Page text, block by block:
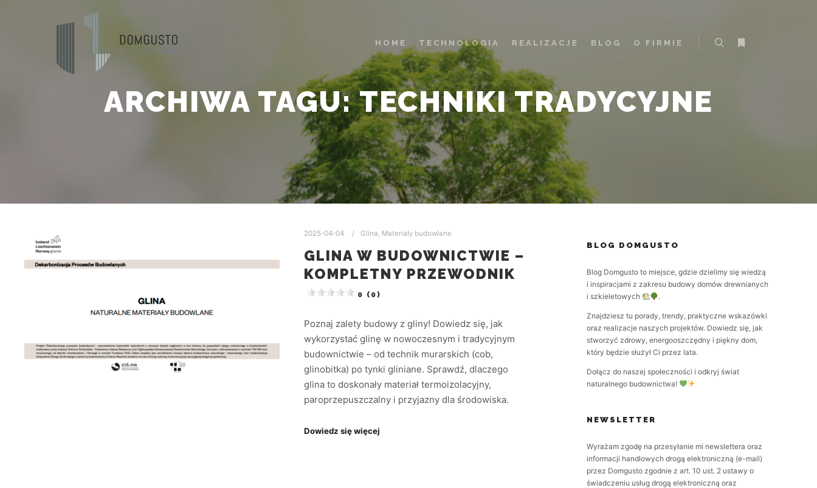
HOME TECHNOLOGIA REALIZACJE BLOG
O FIRMIE
ARCHIWA TAGU:TECHNIKI TRADYCYJNE
2025-04-04 Glina, Materiały budowlane
GLINA W BUDOWNICTWIE –
KOMPLETNY PRZEWODNIK
0 (0)
Poznaj zalety budowy z gliny! Dowiedz się, jak
wykorzystać glinę w nowoczesnym i tradycyjnym
budownictwie – od technik murarskich (cob,
glinobitka) po tynki gliniane. Sprawdź, dlaczego
glina to doskonały materiał termoizolacyjny,
paroprzepuszczalny i przyjazny dla środowiska.
Dowiedz się więcej
BLOG DOMGUSTO
Blog Domgusto to miejsce, gdzie dzielimy się wiedzą
i inspiracjami z zakresu budowy domów drewnianych
i szkieletowych
.
Znajdziesz tu porady, trendy, praktyczne wskazówki
oraz realizacje naszych projektów. Dowiedz się, jak
stworzyć zdrowy, energooszczędny i piękny dom,
który będzie służył Ci przez lata.
Dołącz do naszej społeczności i odkryj świat
naturalnego budownictwa!
NEWSLETTER
Wyrażam zgodę na przesyłanie mi newslettera oraz
informacji handlowych drogą elektroniczną (e-mail)
przez Domgusto zgodnie z art. 10 ust. 2 ustawy o
świadczeniu usług drogą elektroniczną oraz